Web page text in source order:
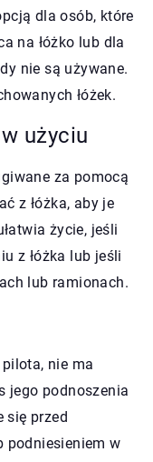
dla osób, które
na łóżko lub dla
nie są używane.
łóżek.
użyciu
za pomocą
z łóżka, aby je
życie, jeśli
z łóżka lub jeśli
lub ramionach.
nie ma
jego podnoszenia
się przed
podniesieniem w